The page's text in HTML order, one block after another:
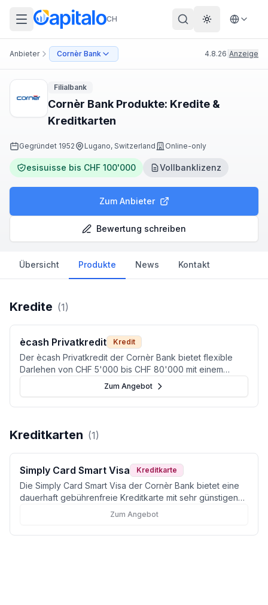
CH Theme
Anbieter Cornèr Bank 4.8.26 Anzeige
Filialbank
Cornèr Bank Produkte: Kredite &
Kreditkarten
Gegründet 1952 Lugano, Switzerland Online-only
esisuisse bis CHF 100'000 Vollbanklizenz
Zum Anbieter
Bewertung schreiben
Übersicht Produkte News Kontakt
Kredite (1)
ècash Privatkredit Kredit
Der ècash Privatkredit der Cornèr Bank bietet flexible
Darlehen von CHF 5'000 bis CHF 80'000 mit einem
effektiven Jahreszins ab 4,5 % (bonitätsabhängig bis 9,9
%), gratis Sondertilgungen und transparenten
Konditionen ohne Bearbeitungsgebühren. Im Capitalo-
„Sehr gut" (Stand: Juni 2026).
Zum Angebot
Kreditkarten (1)
Simply Card Smart Visa Kreditkarte
Die Simply Card Smart Visa der Cornèr Bank bietet eine
dauerhaft gebührenfreie Kreditkarte mit sehr günstigen
0.5 % Fremdwährungsspesen.Zum Angebot